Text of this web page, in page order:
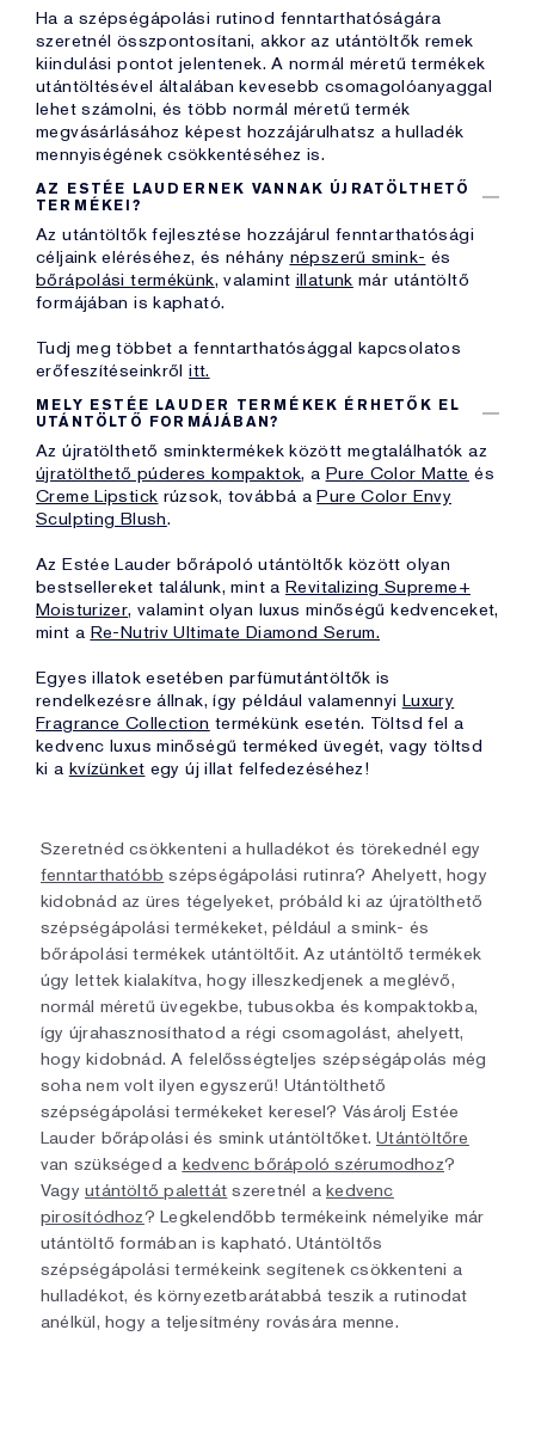
Ha a szépségápolási rutinod fenntarthatóságára
szeretnél összpontosítani, akkor az utántöltők remek
kiindulási pontot jelentenek. A normál méretű termékek
utántöltésével általában kevesebb csomagolóanyaggal
lehet számolni, és több normál méretű termék
megvásárlásához képest hozzájárulhatsz a hulladék
mennyiségének csökkentéséhez is.
AZ ESTÉE LAUDERNEK VANNAK ÚJRATÖLTHETŐ
TERMÉKEI?
Az utántöltők fejlesztése hozzájárul fenntarthatósági
céljaink eléréséhez, és néhány népszerű smink- és
bőrápolási termékünk, valamint illatunk már utántöltő
formájában is kapható.
Tudj meg többet a fenntarthatósággal kapcsolatos
erőfeszítéseinkrőlitt.
MELY ESTÉE LAUDER TERMÉKEK ÉRHETŐK EL
UTÁNTÖLTŐ FORMÁJÁBAN?
Az újratölthető sminktermékek között megtalálhatók az
újratölthető púderes kompaktok, a Pure Color Matte és
Creme Lipstick rúzsok, továbbá aPure Color Envy
Sculpting Blush.
Az Estée Lauder bőrápoló utántöltők között olyan
bestsellereket találunk, mint a Revitalizing Supreme+
Moisturizer, valamint olyan luxus minőségű kedvenceket,
mint a Re-Nutriv Ultimate Diamond Serum.
Egyes illatok esetében parfümutántöltők is
rendelkezésre állnak, így például valamennyi Luxury
Fragrance Collection termékünk esetén. Töltsd fel a
kedvenc luxus minőségű terméked üvegét, vagy töltsd
ki a kvízünket egy új illat felfedezéséhez!
Szeretnéd csökkenteni a hulladékot és törekednél egy
fenntarthatóbb szépségápolási rutinra? Ahelyett, hogy
kidobnád az üres tégelyeket, próbáld ki az újratölthető
szépségápolási termékeket, például a smink- és
bőrápolási termékek utántöltőit. Az utántöltő termékek
úgy lettek kialakítva, hogy illeszkedjenek a meglévő,
normál méretű üvegekbe, tubusokba és kompaktokba,
így újrahasznosíthatod a régi csomagolást, ahelyett,
hogy kidobnád. A felelősségteljes szépségápolás még
soha nem volt ilyen egyszerű! Utántölthető
szépségápolási termékeket keresel? Vásárolj Estée
Lauder bőrápolási és smink utántöltőket.Utántöltőre
van szükséged a kedvenc bőrápoló szérumodhoz?
Vagyutántöltő palettát szeretnél akedvenc
pirosítódhoz? Legkelendőbb termékeink némelyike már
utántöltő formában is kapható. Utántöltős
szépségápolási termékeink segítenek csökkenteni a
hulladékot, és környezetbarátabbá teszik a rutinodat
anélkül, hogy a teljesítmény rovására menne.